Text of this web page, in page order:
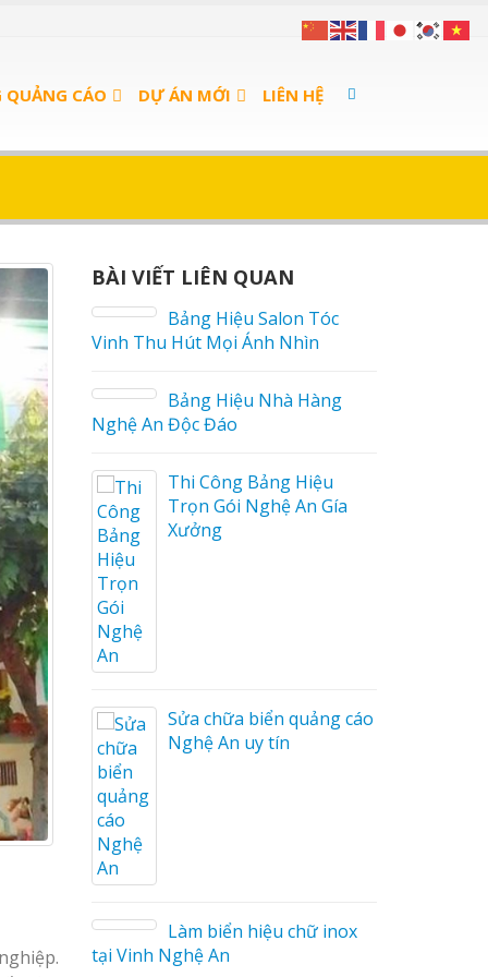
QUẢNG CÁO DỰ ÁN MỚI LIÊN HỆ
BÀI VIẾT LIÊN QUAN
Cà
cáo
cáo
Bảng Hiệu Salon Tóc
Vinh Thu Hút Mọi Ánh Nhìn
Bảng Hiệu Nhà Hàng
Nghệ An Độc Đáo
Thi Công Bảng Hiệu
Trọn Gói Nghệ An Gía
Xưởng
Sửa chữa biển quảng cáo
Nghệ An uy tín
Làm biển hiệu chữ inox
tại Vinh Nghệ An